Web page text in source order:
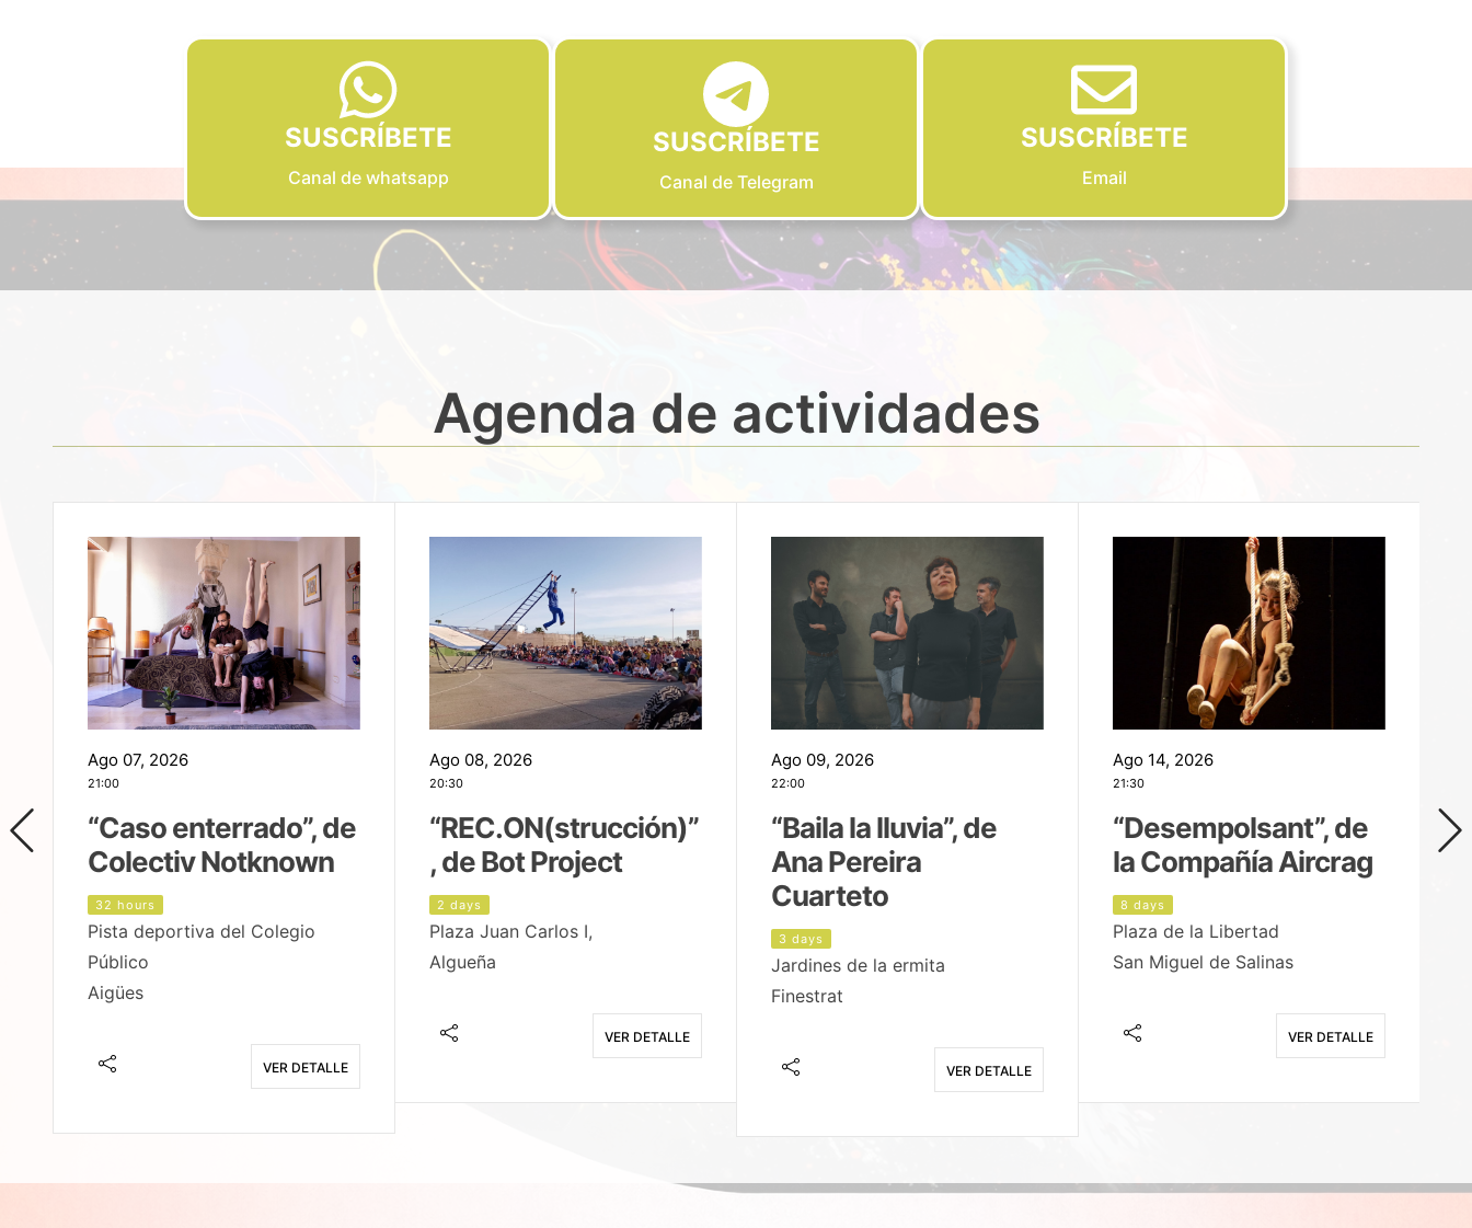
SUSCRÍBETE
Canal de whatsapp
SUSCRÍBETE
Canal de Telegram
SUSCRÍBETE
Email
Agenda de actividades
Ago 07, 2026
21:00
“Caso enterrado”, de
Colectiv Notknown
32 hours
Pista deportiva del Colegio
Público
Aigües
VER DETALLE
Ago 08, 2026
20:30
“REC.ON(strucción)”
, de Bot Project
2 days
Plaza Juan Carlos I,
Algueña
VER DETALLE
Ago 09, 2026
22:00
“Baila la lluvia”, de
Ana Pereira
Cuarteto
3 days
Jardines de la ermita
Finestrat
VER DETALLE
Ago 14, 2026
21:30
“Desempolsant”, de
la Compañía Aircrag
8 days
Plaza de la Libertad
San Miguel de Salinas
VER DETALLE